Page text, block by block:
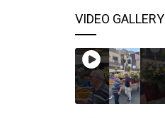
VIDEO GALLERY